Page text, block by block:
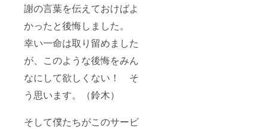
謝の言葉を伝えておけばよ
かったと後悔しました。
幸い一命は取り留めました
が、このような後悔をみん
なにして欲しくない！ そ
う思います。（鈴木）
そして僕たちがこのサービ